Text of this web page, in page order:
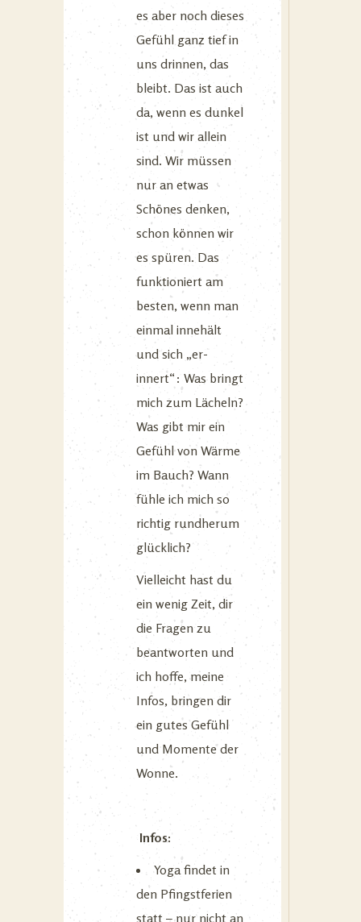
es aber noch dieses
Gefühl ganz tief in
uns drinnen, das
bleibt. Das ist auch
da, wenn es dunkel
ist und wir allein
sind. Wir müssen
nur an etwas
Schönes denken,
schon können wir
es spüren. Das
funktioniert am
besten, wenn man
einmal innehält
und sich „er-
innert“: Was bringt
mich zum Lächeln?
Was gibt mir ein
Gefühl von Wärme
im Bauch? Wann
fühle ich mich so
richtig rundherum
glücklich?
Vielleicht hast du
ein wenig Zeit, dir
die Fragen zu
beantworten und
ich hoffe, meine
Infos, bringen dir
ein gutes Gefühl
und Momente der
Wonne.
Infos:
Yoga findet in
den Pfingstferien
statt – nur nicht an